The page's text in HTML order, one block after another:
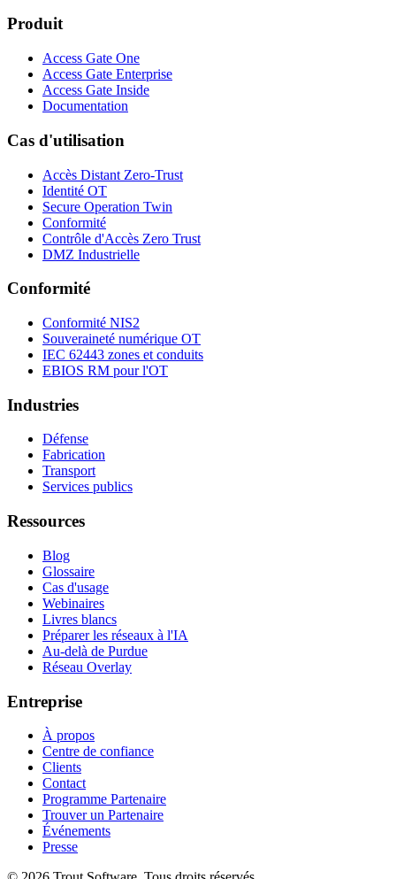
Produit
Access Gate One
Access Gate Enterprise
Access Gate Inside
Documentation
Cas d'utilisation
Accès Distant Zero-Trust
Identité OT
Secure Operation Twin
Conformité
Contrôle d'Accès Zero Trust
DMZ Industrielle
Conformité
Conformité NIS2
Souveraineté numérique OT
IEC 62443 zones et conduits
EBIOS RM pour l'OT
Industries
Défense
Fabrication
Transport
Services publics
Ressources
Blog
Glossaire
Cas d'usage
Webinaires
Livres blancs
Préparer les réseaux à l'IA
Au-delà de Purdue
Réseau Overlay
Entreprise
À propos
Centre de confiance
Clients
Contact
Programme Partenaire
Trouver un Partenaire
Événements
Presse